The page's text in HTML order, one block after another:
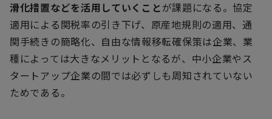
滑化措置などを活用していくことが課題になる。協定
適用による関税率の引き下げ、原産地規則の適用、通
関手続きの簡略化、自由な情報移転確保策は企業、業
種によっては大きなメリットとなるが、中小企業やス
タートアップ企業の間では必ずしも周知されていない
ためである。